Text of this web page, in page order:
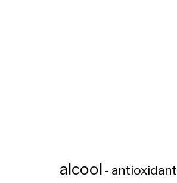
alcool - antioxidant